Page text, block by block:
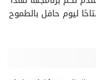
ليوم حافل بالطموح